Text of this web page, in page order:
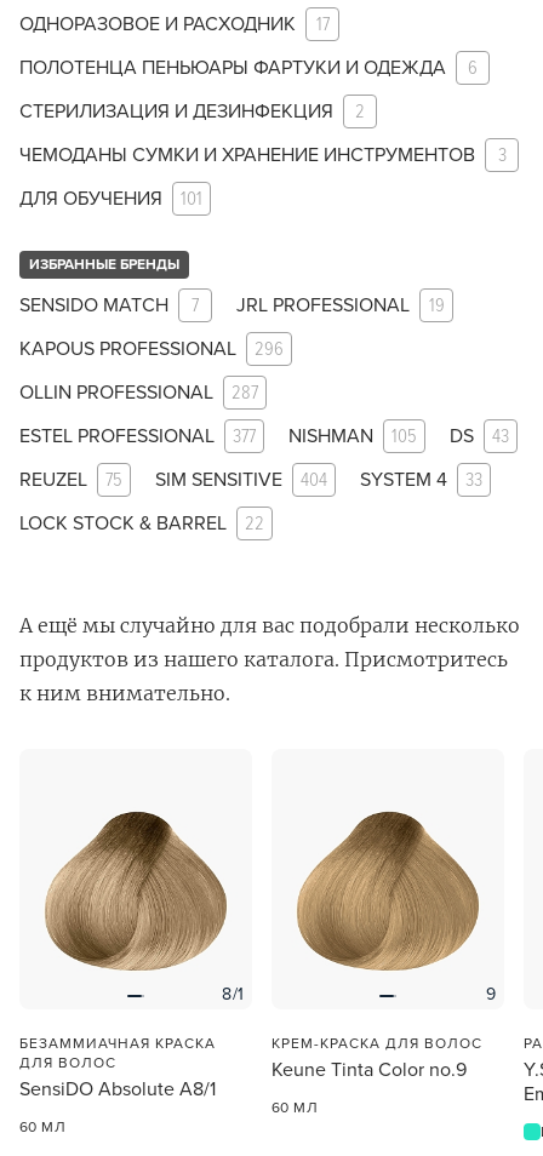
ОДНОРАЗОВОЕ И РАСХОДНИК 17
ПОЛОТЕНЦА ПЕНЬЮАРЫ ФАРТУКИ И ОДЕЖДА 6
СТЕРИЛИЗАЦИЯ И ДЕЗИНФЕКЦИЯ 2
ЧЕМОДАНЫ СУМКИ И ХРАНЕНИЕ ИНСТРУМЕНТОВ 3
ДЛЯ ОБУЧЕНИЯ 101
ИЗБРАННЫЕ БРЕНДЫ
SENSIDO MATCH 7 JRL PROFESSIONAL 19
KAPOUS PROFESSIONAL 296
OLLIN PROFESSIONAL 287
ESTEL PROFESSIONAL 377 NISHMAN 105 DS 43
REUZEL 75 SIM SENSITIVE 404 SYSTEM 4 33
LOCK STOCK & BARREL 22
А ещё мы случайно для вас подобрали несколько
продуктов из нашего каталога. Присмотритесь
к ним внимательно.
8/1
БЕЗАММИАЧНАЯ КРАСКА
ДЛЯ ВОЛОС
SensiDO Absolute A8/1
60 МЛ
9
КРЕМ-КРАСКА ДЛЯ ВОЛОС
Keune Tinta Color no.9
60 МЛ
Заяц–робот
смотреть товары и оформлять заказы — удобнее и
намного быстрее!
УСТАНОВИТЬ ИЗ GOOGLE PLAY
ПРОДОЛЖУ ЗДЕСЬ